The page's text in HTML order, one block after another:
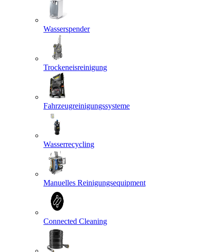
Wasserspender
Trockeneisreinigung
Fahrzeugreinigungssysteme
Wasserrecycling
Manuelles Reinigungsequipment
Connected Cleaning